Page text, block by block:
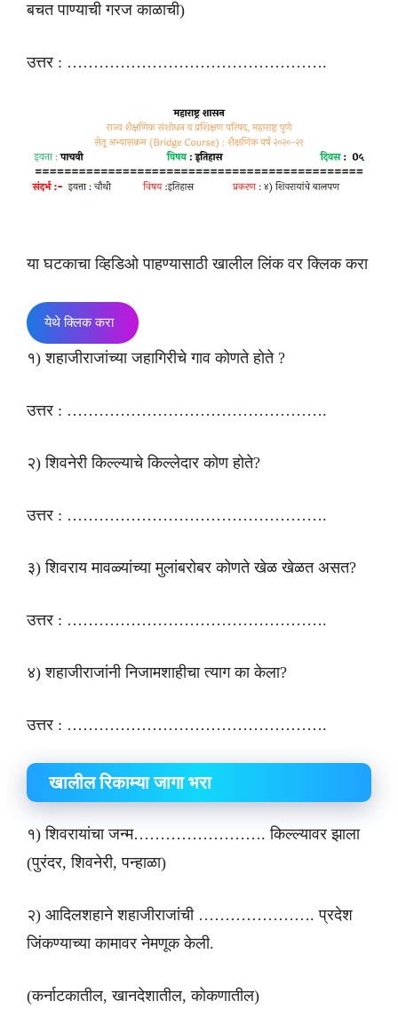
बचत पाण्याची गरज काळाची)
उत्तर : ………………………………………….
या घटकाचा व्हिडिओ पाहण्यासाठी खालील लिंक वर क्लिक करा
येथे क्लिक करा
१) शहाजीराजांच्या जहागिरीचे गाव कोणते होते ?
उत्तर : ………………………………………….
२) शिवनेरी किल्ल्याचे किल्लेदार कोण होते?
उत्तर : ………………………………………….
३) शिवराय मावळ्यांच्या मुलांबरोबर कोणते खेळ खेळत असत?
उत्तर : ………………………………………….
४) शहाजीराजांनी निजामशाहीचा त्याग का केला?
उत्तर : ………………………………………….
खालील रिकाम्या जागा भरा
१) शिवरायांचा जन्म……………………. किल्ल्यावर झाला
(पुरंदर, शिवनेरी, पन्हाळा)
२) आदिलशहाने शहाजीराजांची …………………. प्रदेश
जिंकण्याच्या कामावर नेमणूक केली.
(कर्नाटकातील, खानदेशातील, कोकणातील)